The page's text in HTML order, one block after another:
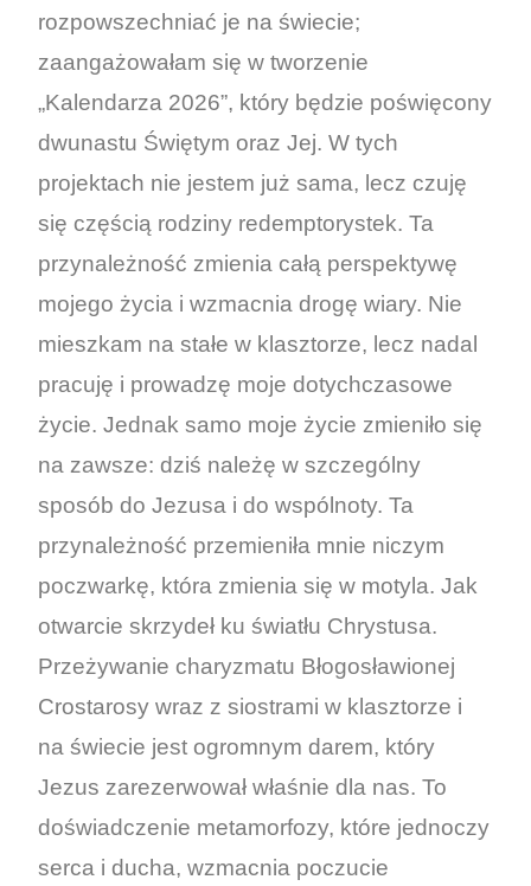
rozpowszechniać je na świecie;
zaangażowałam się w tworzenie
„Kalendarza 2026”, który będzie poświęcony
dwunastu Świętym oraz Jej. W tych
projektach nie jestem już sama, lecz czuję
się częścią rodziny redemptorystek. Ta
przynależność zmienia całą perspektywę
mojego życia i wzmacnia drogę wiary. Nie
mieszkam na stałe w klasztorze, lecz nadal
pracuję i prowadzę moje dotychczasowe
życie. Jednak samo moje życie zmieniło się
na zawsze: dziś należę w szczególny
sposób do Jezusa i do wspólnoty. Ta
przynależność przemieniła mnie niczym
poczwarkę, która zmienia się w motyla. Jak
otwarcie skrzydeł ku światłu Chrystusa.
Przeżywanie charyzmatu Błogosławionej
Crostarosy wraz z siostrami w klasztorze i
na świecie jest ogromnym darem, który
Jezus zarezerwował właśnie dla nas. To
doświadczenie metamorfozy, które jednoczy
serca i ducha, wzmacnia poczucie